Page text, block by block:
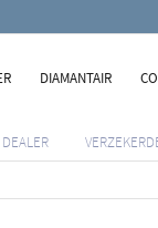
DIAMANTAIR